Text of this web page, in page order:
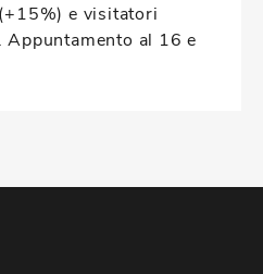
e visitatori
al 16 e